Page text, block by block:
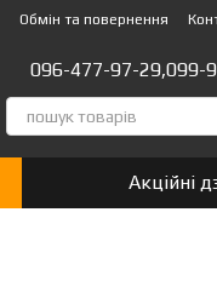
Обмін та повернення
096-477-97-29,099-
Акційні